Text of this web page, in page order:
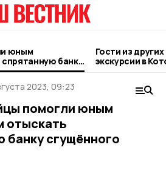
юным
банку
Гости из
экскурсии в
2023, 09:23
помогли юным
отыскать
банку сгущённого